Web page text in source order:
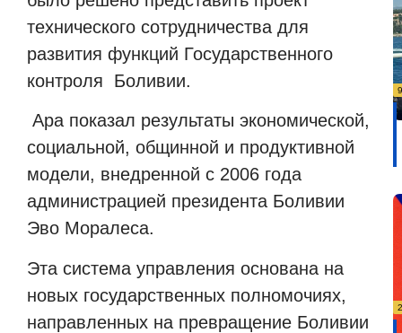
технического сотрудничества для
развития функций Государственного
контроля Боливии.
Ара показал результаты экономической,
социальной, общинной и продуктивной
модели, внедренной с 2006 года
администрацией президента Боливии
Эво Моралеса.
Эта система управления основана на
новых государственных полномочиях,
направленных на превращение Боливии